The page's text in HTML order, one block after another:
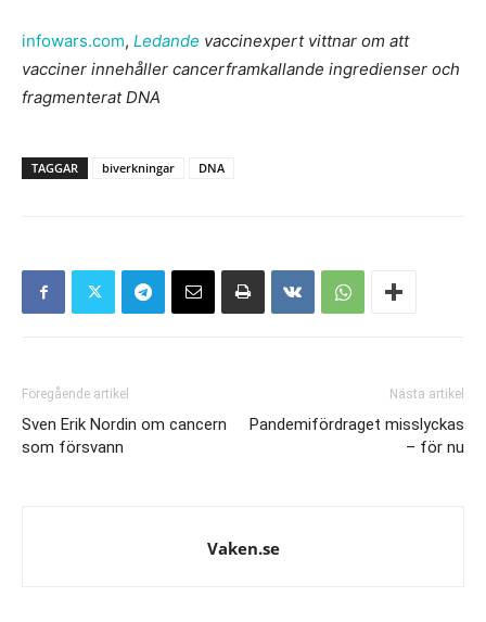
infowars.com, Ledande vaccinexpert vittnar om att
vacciner innehåller cancerframkallande ingredienser och
fragmenterat DNA
TAGGAR biverkningar DNA
Föregående artikel
Sven Erik Nordin om cancern
som försvann
Nästa artikel
Pandemifördraget misslyckas
– för nu
Vaken.se